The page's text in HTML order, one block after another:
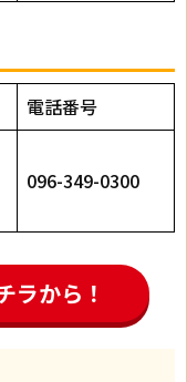
電話番号
096-349-0300
ラから！